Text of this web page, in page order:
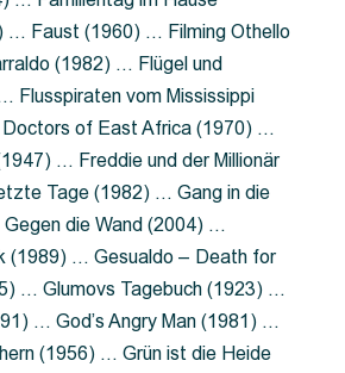
… Faust (1960) … Filming Othello
(1982) … Flügel und
Flusspiraten vom Mississippi
of East Africa (1970) …
… Freddie und der Millionär
Tage (1982) … Gang in die
die Wand (2004) …
(1989) … Gesualdo – Death for
… Glumovs Tagebuch (1923) …
… God’s Angry Man (1981) …
(1956) … Grün ist die Heide